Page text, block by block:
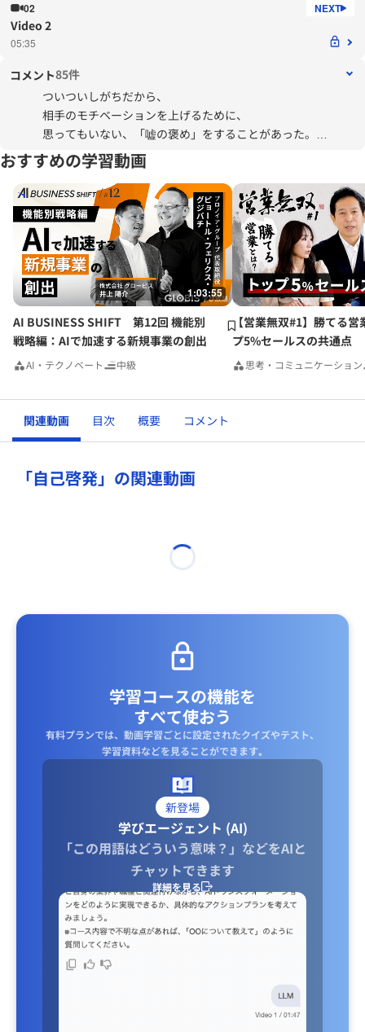
02
Video 2
05:35
コメント85件
ついついしがちだから、
相手のモチベーションを上げるために、
思ってもいない、「嘘の褒め」をすることがあった。
嘘なら最初からしない方が良い。
これからは気持ちにないことは、後々気づかれた時に
プラスにならないのでしないようにする。
気をつけたいと思う。
おすすめの学習動画
1:03:55
AI BUSINESS SHIFT 第12回 機能別
戦略編：AIで加速する新規事業の創出
AI・テクノベート 中級
【営業無双#1】勝てる営
プ5%セールスの共通点
思考・コミュニケーション
関連動画 目次 概要 コメント
「自己啓発」の関連動画
学習コースの機能を
すべて使おう
有料プランでは、動画学習ごとに設定されたクイズやテスト、
学習資料などを見ることができます｡
新登場
学びエージェント (AI)
「この用語はどういう意味？」などをAIと
チャットできます
詳細を見る